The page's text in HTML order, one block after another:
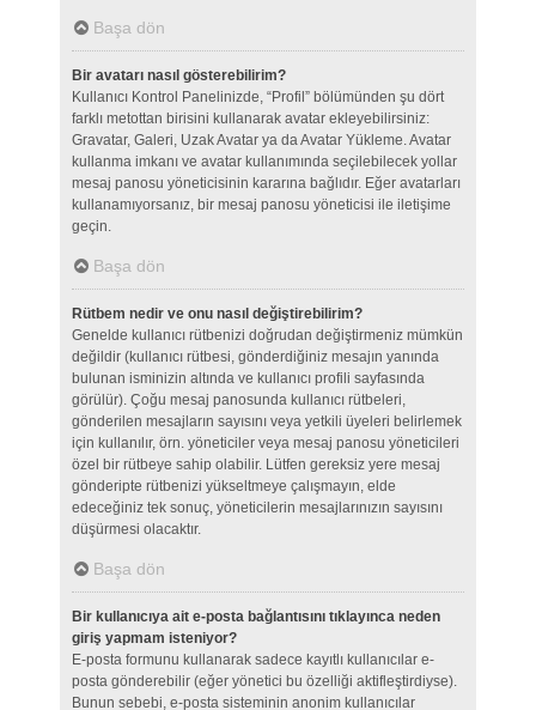
Başa dön
Bir avatarı nasıl gösterebilirim?
Kullanıcı Kontrol Panelinizde, “Profil” bölümünden şu dört
farklı metottan birisini kullanarak avatar ekleyebilirsiniz:
Gravatar, Galeri, Uzak Avatar ya da Avatar Yükleme. Avatar
kullanma imkanı ve avatar kullanımında seçilebilecek yollar
mesaj panosu yöneticisinin kararına bağlıdır. Eğer avatarları
kullanamıyorsanız, bir mesaj panosu yöneticisi ile iletişime
geçin.
Başa dön
Rütbem nedir ve onu nasıl değiştirebilirim?
Genelde kullanıcı rütbenizi doğrudan değiştirmeniz mümkün
değildir (kullanıcı rütbesi, gönderdiğiniz mesajın yanında
bulunan isminizin altında ve kullanıcı profili sayfasında
görülür). Çoğu mesaj panosunda kullanıcı rütbeleri,
gönderilen mesajların sayısını veya yetkili üyeleri belirlemek
için kullanılır, örn. yöneticiler veya mesaj panosu yöneticileri
özel bir rütbeye sahip olabilir. Lütfen gereksiz yere mesaj
gönderipte rütbenizi yükseltmeye çalışmayın, elde
edeceğiniz tek sonuç, yöneticilerin mesajlarınızın sayısını
düşürmesi olacaktır.
Başa dön
Bir kullanıcıya ait e-posta bağlantısını tıklayınca neden
giriş yapmam isteniyor?
E-posta formunu kullanarak sadece kayıtlı kullanıcılar e-
posta gönderebilir (eğer yönetici bu özelliği aktifleştirdiyse).
Bunun sebebi, e-posta sisteminin anonim kullanıcılar